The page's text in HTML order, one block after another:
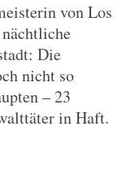
von Los
Die
nicht so
– 23
in Haft.